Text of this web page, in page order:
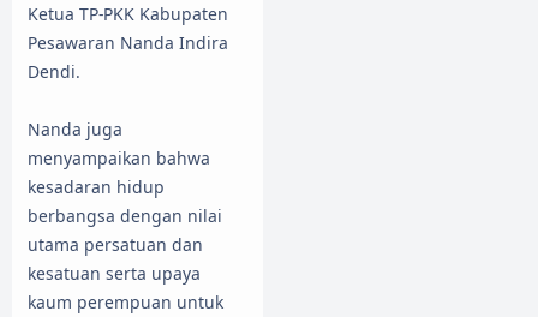
Ketua TP-PKK Kabupaten
Pesawaran Nanda Indira
Dendi.
Nanda juga
menyampaikan bahwa
kesadaran hidup
berbangsa dengan nilai
utama persatuan dan
kesatuan serta upaya
kaum perempuan untuk